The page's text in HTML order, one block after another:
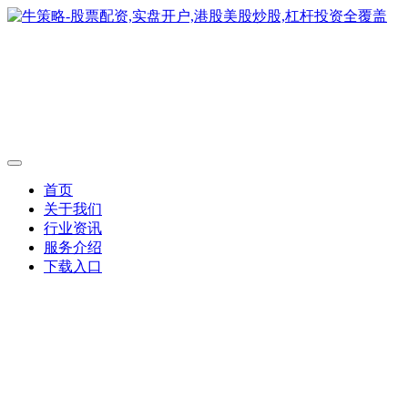
首页
关于我们
行业资讯
服务介绍
下载入口